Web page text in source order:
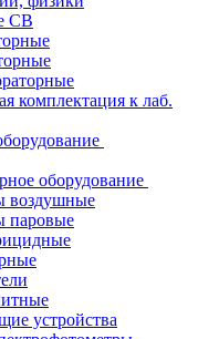
СВ
комплектация к лаб.
оборудование
воздушные
паровые
устройства